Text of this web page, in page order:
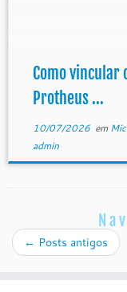
Como vincular
Protheus ...
10/07/2026em
admin
← Posts antigos